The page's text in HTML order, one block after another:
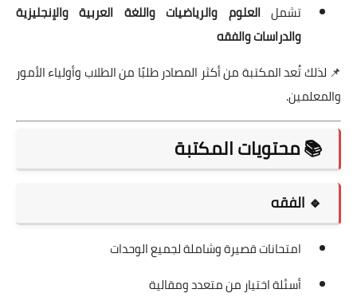
تشملالعلوم والرياضيات واللغة العربية والإنجليزية
والدراسات والفقه
📌 لذلك تُعد المكتبة من أكثر المصادر طلبًا من الطلاب وأولياء الأمور
والمعلمين.
📚 محتويات المكتبة
🔹 الفقه
امتحانات قصيرة وشاملة لجميع الوحدات
أسئلة اختيار من متعدد ومقالية